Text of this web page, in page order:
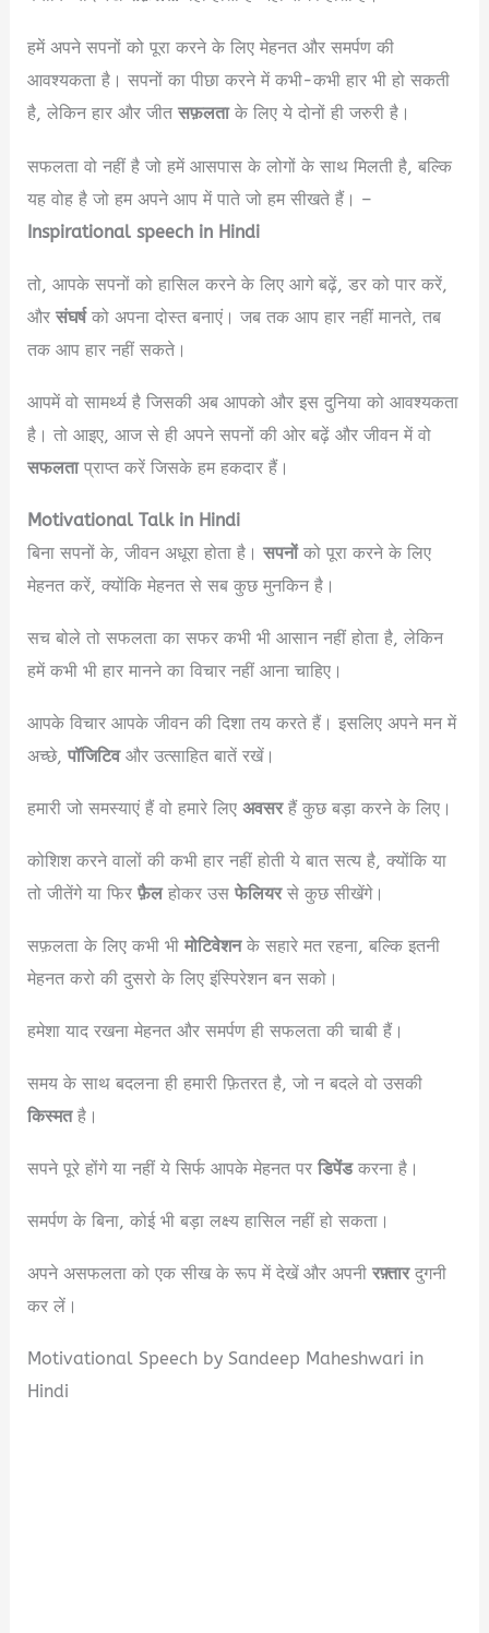
हमें अपने सपनों को पूरा करने के लिए मेहनत और समर्पण की
आवश्यकता है। सपनों का पीछा करने में कभी-कभी हार भी हो सकती
है, लेकिन हार और जीतसफ़लताके लिए ये दोनों ही जरुरी है।
सफलता वो नहीं है जो हमें आसपास के लोगों के साथ मिलती है, बल्कि
यह वोह है जो हम अपने आप में पाते जो हम सीखते हैं। –
Inspirational speech in Hindi
तो, आपके सपनों को हासिल करने के लिए आगे बढ़ें, डर को पार करें,
औरसंघर्षको अपना दोस्त बनाएं। जब तक आप हार नहीं मानते, तब
तक आप हार नहीं सकते।
आपमें वो सामर्थ्य है जिसकी अब आपको और इस दुनिया को आवश्यकता
है। तो आइए, आज से ही अपने सपनों की ओर बढ़ें और जीवन में वो
सफलताप्राप्त करें जिसके हम हकदार हैं।
Motivational Talk in Hindi
बिना सपनों के, जीवन अधूरा होता है।सपनोंको पूरा करने के लिए
मेहनत करें, क्योंकि मेहनत से सब कुछ मुनकिन है।
सच बोले तो सफलता का सफर कभी भी आसान नहीं होता है, लेकिन
हमें कभी भी हार मानने का विचार नहीं आना चाहिए।
आपके विचार आपके जीवन की दिशा तय करते हैं। इसलिए अपने मन में
अच्छे,पॉजिटिवऔर उत्साहित बातें रखें।
हमारी जो समस्याएं हैं वो हमारे लिएअवसरहैं कुछ बड़ा करने के लिए।
कोशिश करने वालों की कभी हार नहीं होती ये बात सत्य है, क्योंकि या
तो जीतेंगे या फिरफ़ैलहोकर उसफेलियरसे कुछ सीखेंगे।
सफ़लता के लिए कभी भीमोटिवेशनके सहारे मत रहना, बल्कि इतनी
मेहनत करो की दुसरो के लिए इंस्पिरेशन बन सको।
हमेशा याद रखना मेहनत और समर्पण ही सफलता की चाबी हैं।
समय के साथ बदलना ही हमारी फ़ितरत है, जो न बदले वो उसकी
किस्मतहै।
सपने पूरे होंगे या नहीं ये सिर्फ आपके मेहनत परडिपेंडकरना है।
समर्पण के बिना, कोई भी बड़ा लक्ष्य हासिल नहीं हो सकता।
अपने असफलता को एक सीख के रूप में देखें और अपनीरफ़्तारदुगनी
कर लें।
Motivational Speech by Sandeep Maheshwari in
Hindi